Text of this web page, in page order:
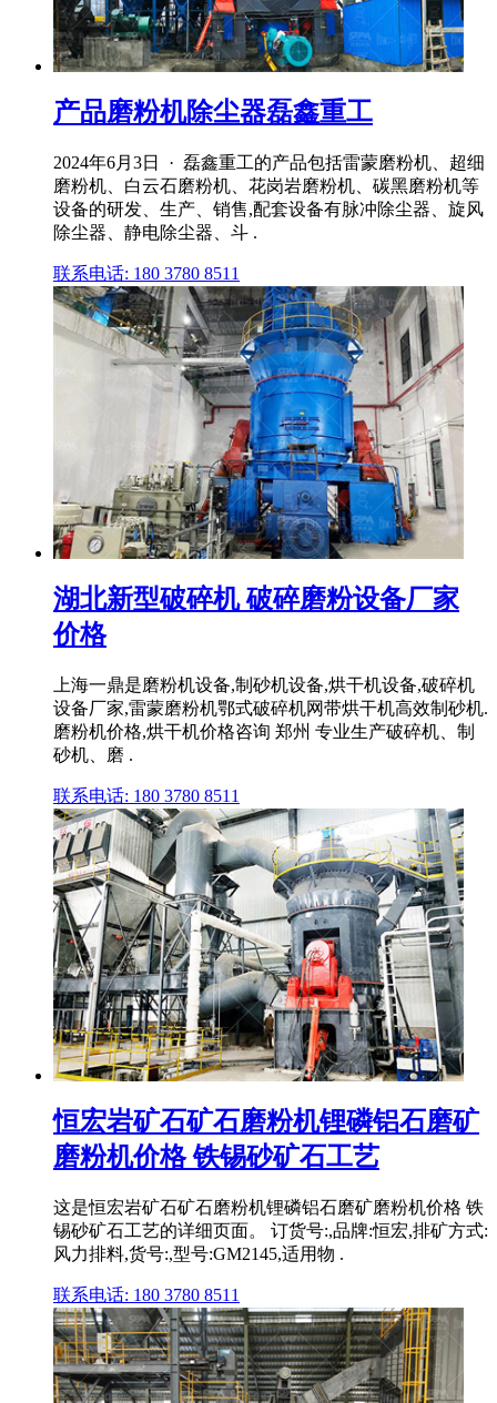
产品磨粉机除尘器磊鑫重工
2024年6月3日 · 磊鑫重工的产品包括雷蒙磨粉机、超细
磨粉机、白云石磨粉机、花岗岩磨粉机、碳黑磨粉机等
设备的研发、生产、销售,配套设备有脉冲除尘器、旋风
除尘器、静电除尘器、斗 .
联系电话: 180 3780 8511
湖北新型破碎机 破碎磨粉设备厂家
价格
上海一鼎是磨粉机设备,制砂机设备,烘干机设备,破碎机
设备厂家,雷蒙磨粉机鄂式破碎机网带烘干机高效制砂机.
磨粉机价格,烘干机价格咨询 郑州 专业生产破碎机、制
砂机、磨 .
联系电话: 180 3780 8511
恒宏岩矿石矿石磨粉机锂磷铝石磨矿
磨粉机价格 铁锡砂矿石工艺
这是恒宏岩矿石矿石磨粉机锂磷铝石磨矿磨粉机价格 铁
锡砂矿石工艺的详细页面。 订货号:,品牌:恒宏,排矿方式:
风力排料,货号:,型号:GM2145,适用物 .
联系电话: 180 3780 8511